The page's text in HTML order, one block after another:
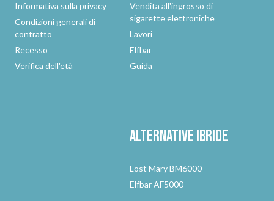
Informativa sulla privacy
Condizioni generali di
contratto
Recesso
Verifica dell'età
Vendita all'ingrosso di
sigarette elettroniche
Lavori
Elfbar
Guida
Alternativeibride
Lost Mary BM6000
Elfbar AF5000